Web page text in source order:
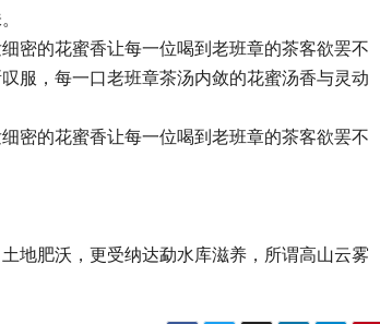
密的花蜜香让每一位喝到老班章的茶客欲罢不
服，每一口老班章茶汤内敛的花蜜汤香与灵动
密的花蜜香让每一位喝到老班章的茶客欲罢不
地肥沃，更受纳达勐水库滋养，所谓高山云雾